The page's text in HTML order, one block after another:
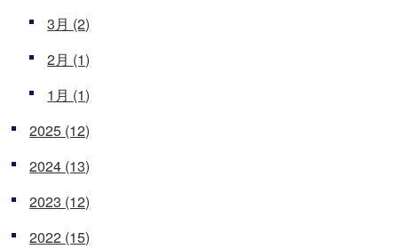
3月 (2)
2月 (1)
1月 (1)
2025 (12)
2024 (13)
2023 (12)
2022 (15)